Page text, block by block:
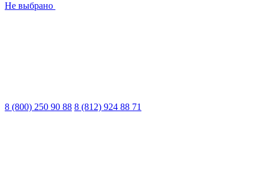
Не выбрано
8 (800) 250 90 88 8 (812) 924 88 71